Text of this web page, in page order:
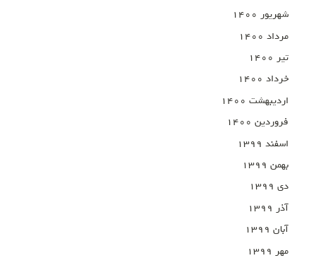
شهریور ۱۴۰۰
مرداد ۱۴۰۰
تیر ۱۴۰۰
خرداد ۱۴۰۰
اردیبهشت ۱۴۰۰
فروردین ۱۴۰۰
اسفند ۱۳۹۹
بهمن ۱۳۹۹
دی ۱۳۹۹
آذر ۱۳۹۹
آبان ۱۳۹۹
مهر ۱۳۹۹